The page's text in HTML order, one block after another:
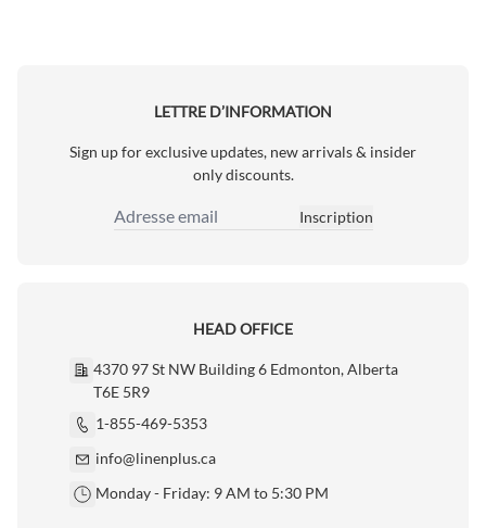
LETTRE D’INFORMATION
Sign up for exclusive updates, new arrivals & insider
only discounts.
Adresse email
Inscription
HEAD OFFICE
4370 97 St NW Building 6 Edmonton, Alberta
T6E 5R9
1-855-469-5353
info@linenplus.ca
Monday - Friday: 9 AM to 5:30 PM